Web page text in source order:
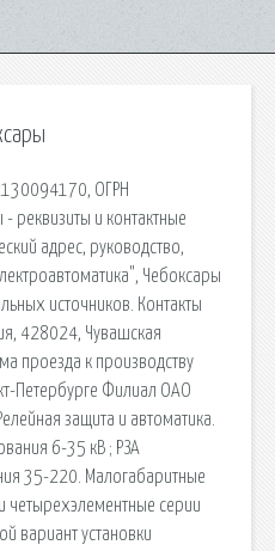
ОГРН
и контактные
адрес, руководство,
Чебоксары
источников. Контакты
428024, Чувашская
проезда к производству
Петербурге Филиал ОАО
защита и автоматика.
6-35 кВ ; РЗА
35-220. Малогабаритные
четырехэлементные серии
вариант установки